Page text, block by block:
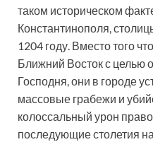
таком историческом
Константинополя,
1204 году. Вместо того
Ближний Восток с целью
Господня, они в городе
массовые грабежи и
колоссальный урон
последующие столетия